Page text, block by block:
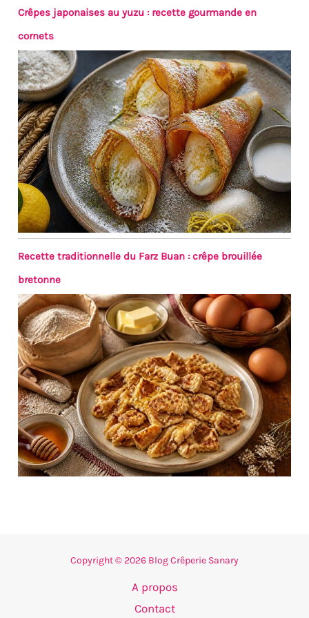
Crêpes japonaises au yuzu : recette gourmande en
cornets
Recette traditionnelle du Farz Buan : crêpe brouillée
bretonne
Copyright © 2026 Blog Crêperie Sanary
A propos
Contact